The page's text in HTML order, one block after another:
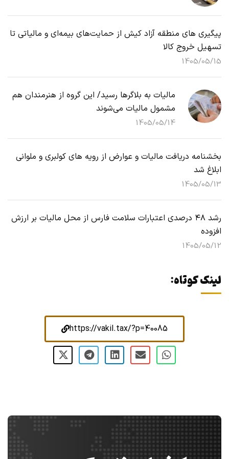
پیگیری های منطقه آزاد کیش از حمایت‌های بیمه‌ای و مالیاتی تا
تسهیل خروج کالا
1405/05/15
مالیات به بلاگرها رسید/ این گروه از هنرمندان هم
مشمول مالیات می‌شوند
1405/05/14
بخشنامه دریافت مالیات و عوارض از رویه های کولبری و ملوانی
ابلاغ شد
1405/05/13
رشد ۴۸ درصدی اعتبارات سلامت فارس از محل مالیات بر ارزش
افزوده
1405/05/12
لینک کوتاه:
https://vakil.tax/?p=40085